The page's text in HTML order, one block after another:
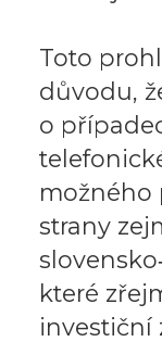
Toto
důvodu,
o
možného
strany
které
investiční